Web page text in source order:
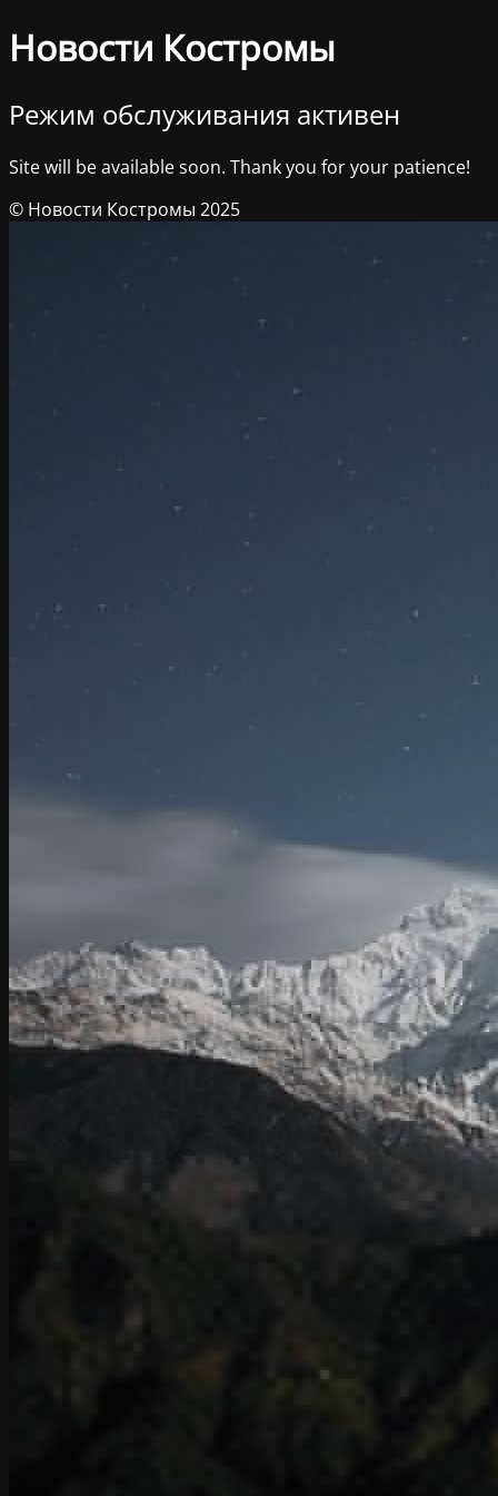
Новости Костромы
Режим обслуживания активен
Site will be available soon. Thank you for your patience!
© Новости Костромы 2025